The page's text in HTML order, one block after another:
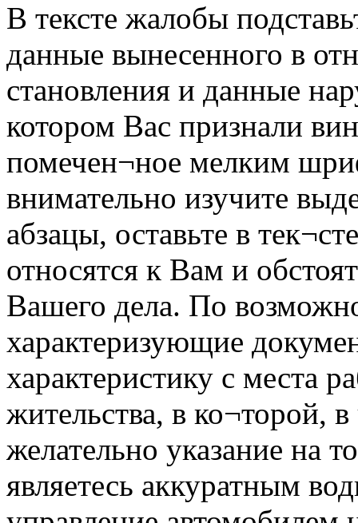
В тексте жалобы
данные вынесенного в
становления и данные
котором Вас признали
помечен¬ное мелким
внимательно изучите
абзацы, оставьте в
относятся к Вам и
Вашего дела. По
характеризующие
характеристику с места
жительства, в ко¬торой, в
желательно указание на
являетесь аккуратным